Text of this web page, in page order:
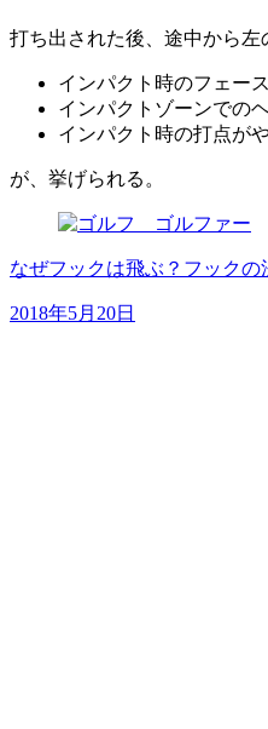
打ち出された後、途中から
インパクト時のフェー
インパクトゾーンでの
インパクト時の打点が
が、挙げられる。
なぜフックは飛ぶ？フックの
2018年5月20日